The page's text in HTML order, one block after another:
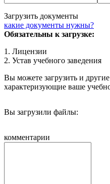
Загрузить документы
какие документы нужны?
Обязательны к загрузке:
1. Лицензии
2. Устав учебного заведения
Вы можете загрузить и
характеризующие ваше
Вы загрузили файлы:
комментарии